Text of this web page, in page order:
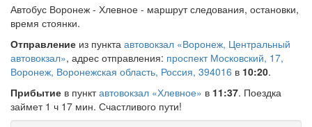
Автобус Воронеж - Хлевное - маршрут следования, остановки,
время стоянки.
Отправление из пункта автовокзал «Воронеж, Центральный
автовокзал», адрес отправления: проспект Московский, 17,
Воронеж, Воронежская область, Россия, 394016 в 10:20.
Прибытие в пунктавтовокзал «Хлевное» в 11:37. Поездка
займет 1 ч 17 мин. Счастливого пути!